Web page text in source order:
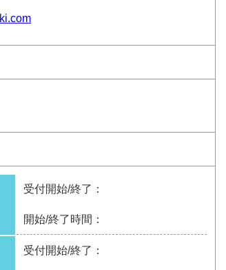
受付開始/終了：
開始/終了時間：
受付開始/終了：